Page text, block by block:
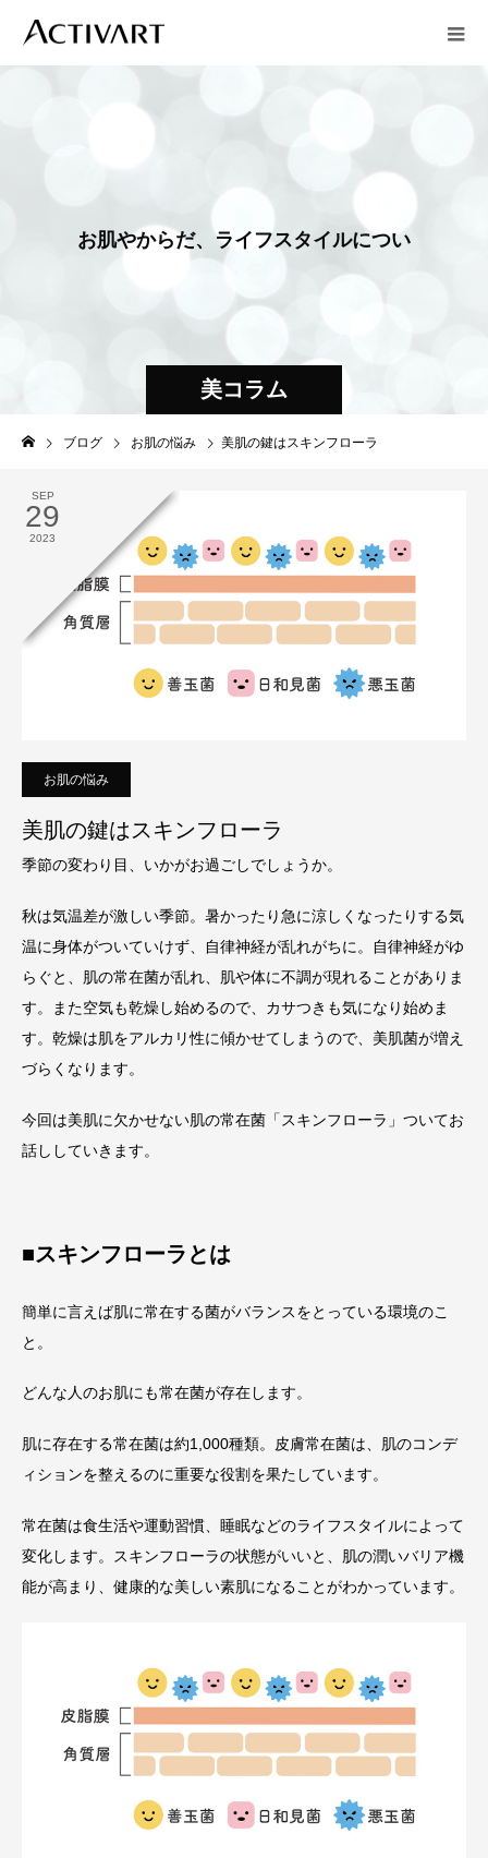
美コラム
や からだ、ラ イ フス タイ ルに ついて 届
ま
ブログ お肌の悩み 美肌の鍵はスキンフローラ
SEP
29
2023
お肌の悩み
美肌の鍵はスキンフローラ
季節の変わり目、いかがお過ごしでしょうか。
秋は気温差が激しい季節。暑かったり急に涼しくなったりする気
温に身体がついていけず、自律神経が乱れがちに。自律神経がゆ
らぐと、肌の常在菌が乱れ、肌や体に不調が現れることがありま
す。また空気も乾燥し始めるので、カサつきも気になり始めま
す。乾燥は肌をアルカリ性に傾かせてしまうので、美肌菌が増え
づらくなります。
今回は美肌に欠かせない肌の常在菌「スキンフローラ」ついてお
話ししていきます。
■スキンフローラとは
簡単に言えば肌に常在する菌がバランスをとっている環境のこ
と。
どんな人のお肌にも常在菌が存在します。
肌に存在する常在菌は約1,000種類。皮膚常在菌は、肌のコンデ
ィションを整えるのに重要な役割を果たしています。
常在菌は食生活や運動習慣、睡眠などのライフスタイルによって
変化します。スキンフローラの状態がいいと、肌の潤いバリア機
能が高まり、健康的な美しい素肌になることがわかっています。